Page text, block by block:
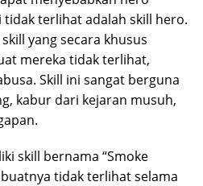
tidak terlihat adalah skill hero.
yang secara khusus
mereka tidak terlihat,
Skill ini sangat berguna
kabur dari kejaran musuh,
skill bernama “Smoke
tidak terlihat selama